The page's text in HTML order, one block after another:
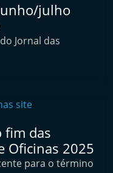
julho
Jornal das
fim das
Oficinas 2025
para o término